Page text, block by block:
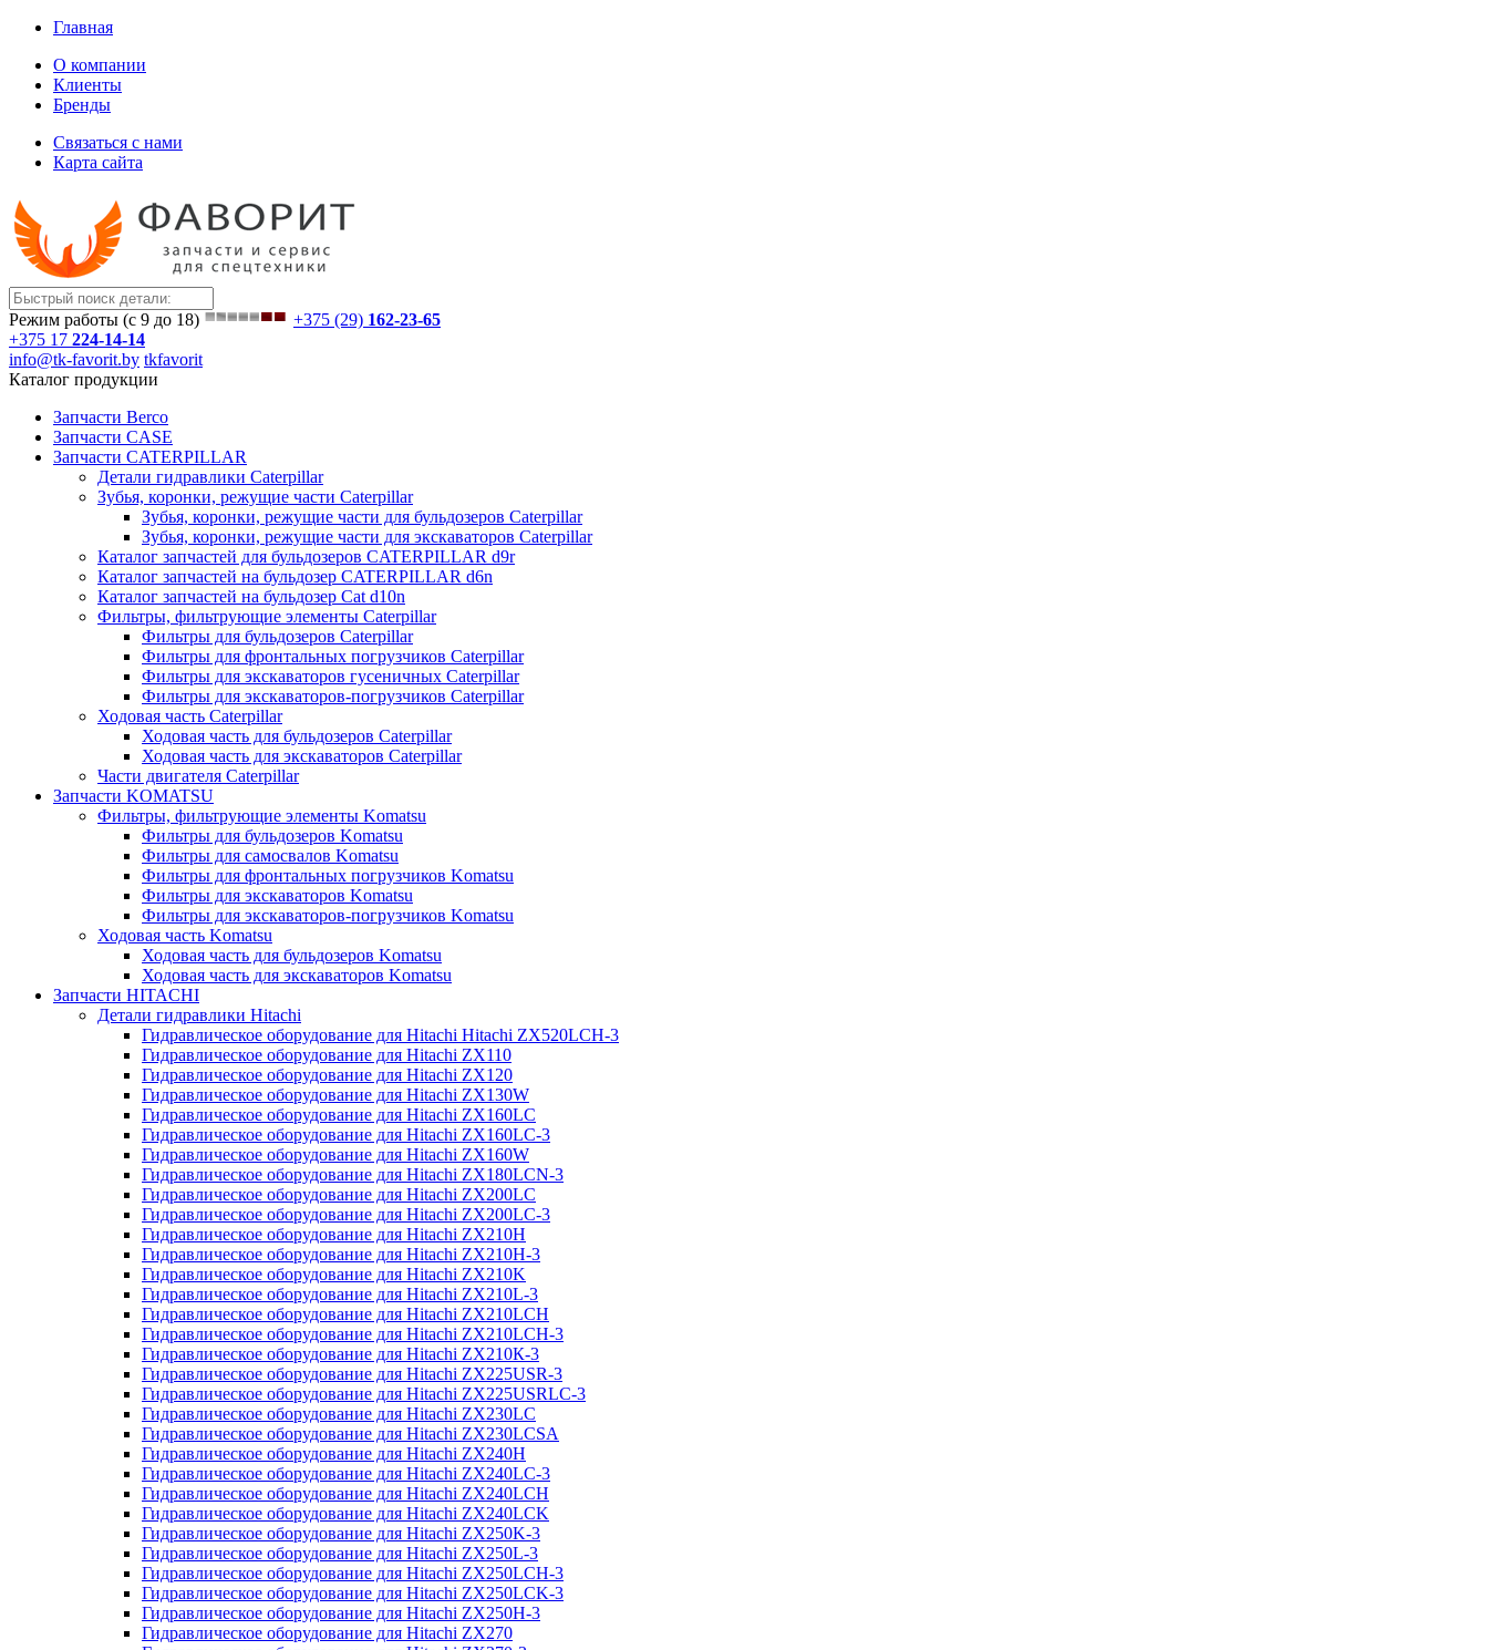
Главная
О компании
Клиенты
Бренды
Связаться с нами
Карта сайта
Режим работы (с 9 до 18) +375 (29) 162-23-65
+375 17 224-14-14
info@tk-favorit.by tkfavorit
Каталог продукции
Запчасти Berco
Запчасти CASE
Запчасти CATERPILLAR
Детали гидравлики Caterpillar
Зубья, коронки, режущие части Caterpillar
Зубья, коронки, режущие части для бульдозеров Caterpillar
Зубья, коронки, режущие части для экскаваторов Caterpillar
Каталог запчастей для бульдозеров CATERPILLAR d9r
Каталог запчастей на бульдозер CATERPILLAR d6n
Каталог запчастей на бульдозер Сat d10n
Фильтры, фильтрующие элементы Caterpillar
Фильтры для бульдозеров Caterpillar
Фильтры для фронтальных погрузчиков Caterpillar
Фильтры для экскаваторов гусеничных Caterpillar
Фильтры для экскаваторов-погрузчиков Caterpillar
Ходовая часть Caterpillar
Ходовая часть для бульдозеров Caterpillar
Ходовая часть для экскаваторов Caterpillar
Части двигателя Caterpillar
Запчасти KOMATSU
Фильтры, фильтрующие элементы Komatsu
Фильтры для бульдозеров Komatsu
Фильтры для самосвалов Komatsu
Фильтры для фронтальных погрузчиков Komatsu
Фильтры для экскаваторов Komatsu
Фильтры для экскаваторов-погрузчиков Komatsu
Ходовая часть Komatsu
Ходовая часть для бульдозеров Komatsu
Ходовая часть для экскаваторов Komatsu
Запчасти HITACHI
Детали гидравлики Hitachi
Гидравлическое оборудование для Hitachi Hitachi ZX520LCH-3
Гидравлическое оборудование для Hitachi ZX110
Гидравлическое оборудование для Hitachi ZX120
Гидравлическое оборудование для Hitachi ZX130W
Гидравлическое оборудование для Hitachi ZX160LC
Гидравлическое оборудование для Hitachi ZX160LC-3
Гидравлическое оборудование для Hitachi ZX160W
Гидравлическое оборудование для Hitachi ZX180LCN-3
Гидравлическое оборудование для Hitachi ZX200LC
Гидравлическое оборудование для Hitachi ZX200LC-3
Гидравлическое оборудование для Hitachi ZX210H
Гидравлическое оборудование для Hitachi ZX210H-3
Гидравлическое оборудование для Hitachi ZX210K
Гидравлическое оборудование для Hitachi ZX210L-3
Гидравлическое оборудование для Hitachi ZX210LCH
Гидравлическое оборудование для Hitachi ZX210LCH-3
Гидравлическое оборудование для Hitachi ZX210К-3
Гидравлическое оборудование для Hitachi ZX225USR-3
Гидравлическое оборудование для Hitachi ZX225USRLC-3
Гидравлическое оборудование для Hitachi ZX230LC
Гидравлическое оборудование для Hitachi ZX230LCSA
Гидравлическое оборудование для Hitachi ZX240H
Гидравлическое оборудование для Hitachi ZX240LC-3
Гидравлическое оборудование для Hitachi ZX240LCH
Гидравлическое оборудование для Hitachi ZX240LCK
Гидравлическое оборудование для Hitachi ZX250K-3
Гидравлическое оборудование для Hitachi ZX250L-3
Гидравлическое оборудование для Hitachi ZX250LCH-3
Гидравлическое оборудование для Hitachi ZX250LCK-3
Гидравлическое оборудование для Hitachi ZX250Н-3
Гидравлическое оборудование для Hitachi ZX270